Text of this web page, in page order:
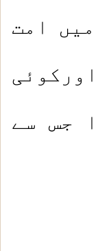
امت
جس سے